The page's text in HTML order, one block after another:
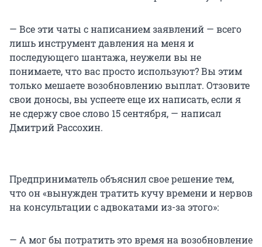
— Все эти чаты с написанием заявлений — всего
лишь инструмент давления на меня и
последующего шантажа, неужели вы не
понимаете, что вас просто используют? Вы этим
только мешаете возобновлению выплат. Отзовите
свои доносы, вы успеете еще их написать, если я
не сдержу свое слово 15 сентября, — написал
Дмитрий Рассохин.
Предприниматель объяснил свое решение тем,
что он «вынужден тратить кучу времени и нервов
на консультации с адвокатами из-за этого»:
— А мог бы потратить это время на возобновление